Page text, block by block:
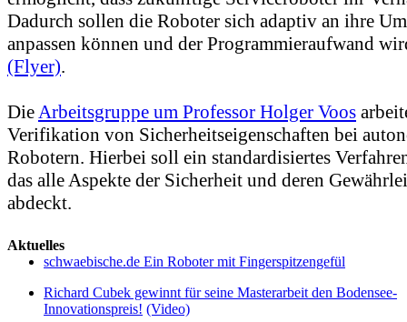
Dadurch sollen die Roboter sich adaptiv an ihre
anpassen können und der Programmieraufwand
(Flyer).
DieArbeitsgruppe um Professor Holger Voos
Verifikation von Sicherheitseigenschaften bei
Robotern. Hierbei soll ein standardisiertes
das alle Aspekte der Sicherheit und deren
abdeckt.
Aktuelles
schwaebische.de Ein Roboter mit Fingerspitzengefül
Richard Cubek gewinnt für seine Masterarbeit den Bodensee-
Innovationspreis! (Video)